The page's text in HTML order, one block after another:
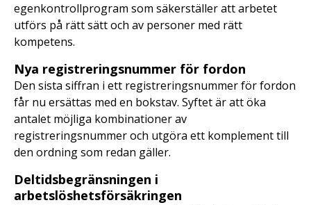
egenkontrollprogram som säkerställer att arbetet
utförs på rätt sätt och av personer med rätt
kompetens.
Nya registreringsnummer för fordon
Den sista siffran i ett registreringsnummer för fordon
får nu ersättas med en bokstav. Syftet är att öka
antalet möjliga kombinationer av
registreringsnummer och utgöra ett komplement till
den ordning som redan gäller.
Deltidsbegränsningen i
arbetslöshetsförsäkringen